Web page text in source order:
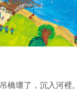
吊橋壞了，沉入河裡。